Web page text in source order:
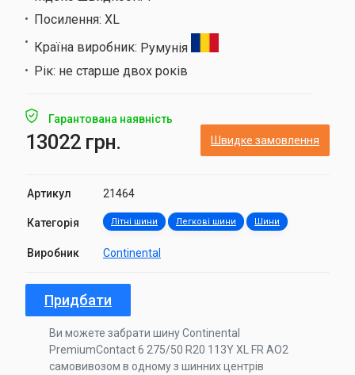
Посилення: XL
Країна виробник: Румунія
Рік: не старше двох років
Гарантована наявність
13022 грн. Швидке замовлення
Артикул 21464
Категорія Літні шини Легкові шини Шини
Виробник Continental
Придбати
Ви можете забрати шину Continental
PremiumContact 6 275/50 R20 113Y XL FR AO2
самовивозом в одному з шинних центрів